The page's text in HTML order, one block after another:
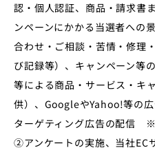
認・個人認証、商品・請求書
ンペーンにかかる当選者への
合わせ・ご相談・苦情・修理
び記録等）、キャンペーン等
等による商品・サービス・キ
供）、GoogleやYahoo!等の
ターゲティング広告の配
②アンケートの実施、当社EC